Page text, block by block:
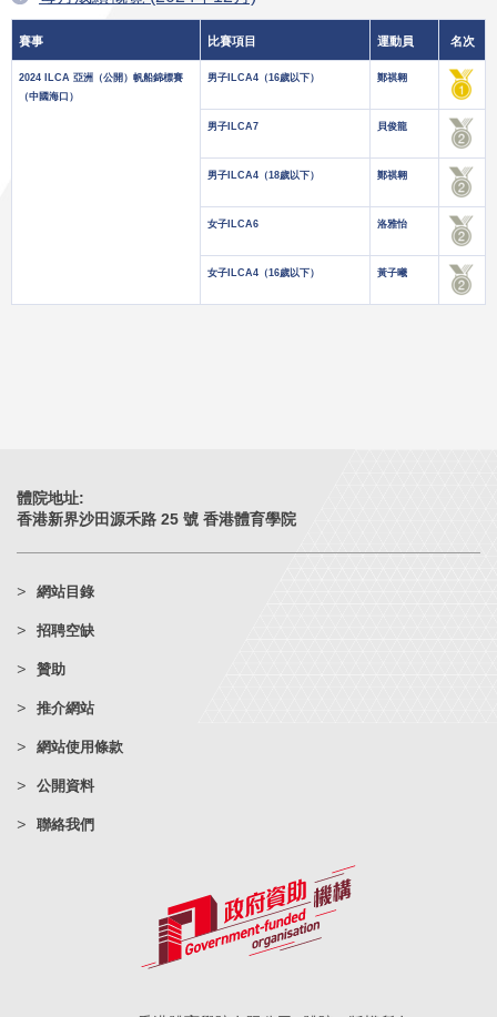
賽事 比賽項目 運動員 名次
2024 ILCA 亞洲（公開）帆船錦標賽
（中國海口）
男子ILCA4（16歲以下） 鄭祺翱
男子ILCA7 貝俊龍
男子ILCA4（18歲以下） 鄭祺翱
女子ILCA6 洛雅怡
女子ILCA4（16歲以下） 黃子曦
體院地址:
香港新界沙田源禾路 25 號 香港體育學院
網站目錄
招聘空缺
贊助
推介網站
網站使用條款
公開資料
聯絡我們